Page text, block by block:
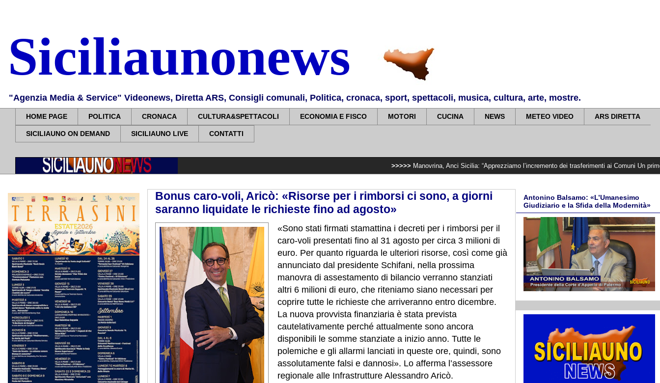
Siciliaunonews
"Agenzia Media & Service" Videonews, Diretta ARS, Consigli comunali, Politica, cronaca, sport, spettacoli, musica, cultura, arte, mostre.
HOME PAGE POLITICA CRONACA CULTURA&SPETTACOLI ECONOMIA E FISCO MOTORI CUCINA NEWS METEO VIDEO ARS DIRETTA
SICILIAUNO ON DEMAND SICILIAUNO LIVE CONTATTI
Manovrina, Anci Sicilia: “Apprezziamo l’incremento dei trasferimenti ai Comuni Un primo passo
Bonus caro-voli, Aricò: «Risorse per i rimborsi ci sono, a giorni
saranno liquidate le richieste fino ad agosto»
«Sono stati firmati stamattina i decreti per i rimborsi per il
caro-voli presentati fino al 31 agosto per circa 3 milioni di
euro. Per quanto riguarda le ulteriori risorse, così come già
annunciato dal presidente Schifani, nella prossima
manovra di assestamento di bilancio verranno stanziati
altri 6 milioni di euro, che riteniamo siano necessari per
coprire tutte le richieste che arriveranno entro dicembre.
La nuova provvista finanziaria è stata prevista
cautelativamente perché attualmente sono ancora
disponibili le somme stanziate a inizio anno. Tutte le
polemiche e gli allarmi lanciati in queste ore, quindi, sono
assolutamente falsi e dannosi». Lo afferma l’assessore
regionale alle Infrastrutture Alessandro Aricò.
Antonino Balsamo: «L’Umanesimo
Giudiziario e la Sfida della Modernità»